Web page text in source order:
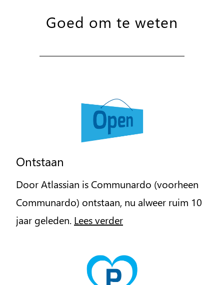
Goed om te weten
Ontstaan
Door Atlassian is Communardo (voorheen
Communardo) ontstaan, nu alweer ruim 10
jaar geleden. Lees verder